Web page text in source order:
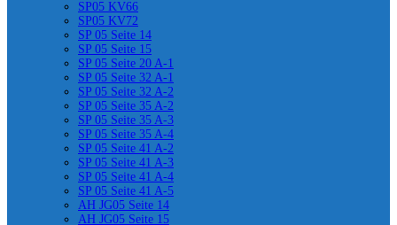
SP05 KV66
SP05 KV72
SP 05 Seite 14
SP 05 Seite 15
SP 05 Seite 20 A-1
SP 05 Seite 32 A-1
SP 05 Seite 32 A-2
SP 05 Seite 35 A-2
SP 05 Seite 35 A-3
SP 05 Seite 35 A-4
SP 05 Seite 41 A-2
SP 05 Seite 41 A-3
SP 05 Seite 41 A-4
SP 05 Seite 41 A-5
AH JG05 Seite 14
AH JG05 Seite 15